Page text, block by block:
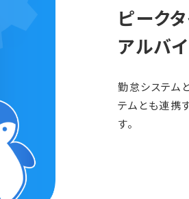
ピーク
アルバ
勤怠システム
テムとも連携
す。